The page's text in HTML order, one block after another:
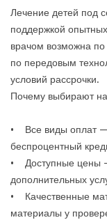
Лечение детей под
поддержкой
врачом возможна
по передовым
условий рассрочки.
Почему выбирают
• Все виды оплат —
беспроцентный
• Доступные цены
дополнительных
• Качественные
материалы у